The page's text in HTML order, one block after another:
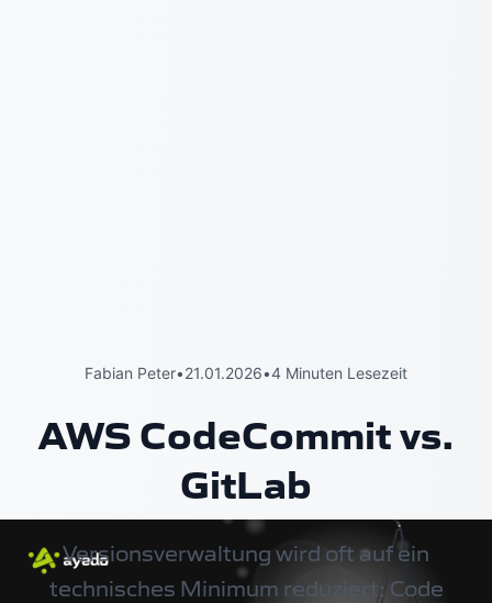
Fabian Peter•21.01.2026•4 Minuten Lesezeit
AWS CodeCommit vs.
GitLab
Versionsverwaltung wird oft auf ein
technisches Minimum reduziert: Code